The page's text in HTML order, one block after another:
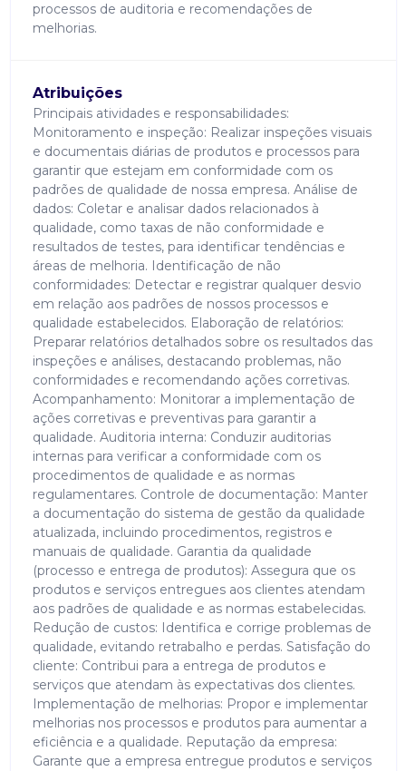
processos de auditoria e recomendações de
melhorias.
Atribuições
Principais atividades e responsabilidades:
Monitoramento e inspeção: Realizar inspeções visuais
e documentais diárias de produtos e processos para
garantir que estejam em conformidade com os
padrões de qualidade de nossa empresa. Análise de
dados: Coletar e analisar dados relacionados à
qualidade, como taxas de não conformidade e
resultados de testes, para identificar tendências e
áreas de melhoria. Identificação de não
conformidades: Detectar e registrar qualquer desvio
em relação aos padrões de nossos processos e
qualidade estabelecidos. Elaboração de relatórios:
Preparar relatórios detalhados sobre os resultados das
inspeções e análises, destacando problemas, não
conformidades e recomendando ações corretivas.
Acompanhamento: Monitorar a implementação de
ações corretivas e preventivas para garantir a
qualidade. Auditoria interna: Conduzir auditorias
internas para verificar a conformidade com os
procedimentos de qualidade e as normas
regulamentares. Controle de documentação: Manter
a documentação do sistema de gestão da qualidade
atualizada, incluindo procedimentos, registros e
manuais de qualidade. Garantia da qualidade
(processo e entrega de produtos): Assegura que os
produtos e serviços entregues aos clientes atendam
aos padrões de qualidade e as normas estabelecidas.
Redução de custos: Identifica e corrige problemas de
qualidade, evitando retrabalho e perdas. Satisfação do
cliente: Contribui para a entrega de produtos e
serviços que atendam às expectativas dos clientes.
Implementação de melhorias: Propor e implementar
melhorias nos processos e produtos para aumentar a
eficiência e a qualidade. Reputação da empresa:
Garante que a empresa entregue produtos e serviços